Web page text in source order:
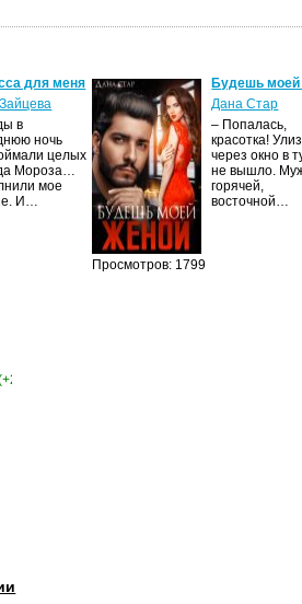
для меня
в
ночь
целых
Мороза…
мое
И…
Просмотров: 1799
Будешь моей
Дана Стар
– Попалась,
красотка!
через окно в
не вышло.
горячей,
восточной…